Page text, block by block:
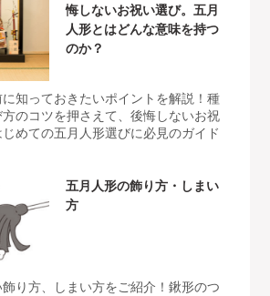
悔しないお祝い選び。五月
人形とはどんな意味を持つ
のか？
知っておきたいポイントを解説！種
のコツを押さえて、後悔しないお祝
めての五月人形選びに必見のガイド
五月人形の飾り方・しまい
方
り方、しまい方をご紹介！鍬形のつ